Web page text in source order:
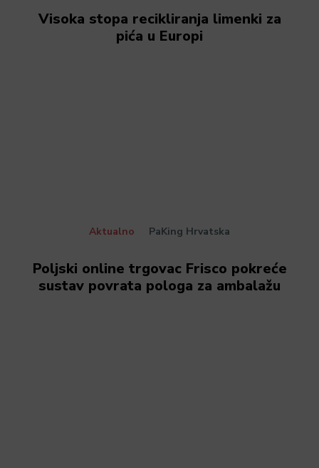
Visoka stopa recikliranja limenki za
pića u Europi
Aktualno PaKing Hrvatska
Poljski online trgovac Frisco pokreće
sustav povrata pologa za ambalažu